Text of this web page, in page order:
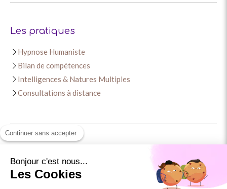
Les pratiques
Hypnose Humaniste
Bilan de compétences
Intelligences & Natures Multiples
Consultations à distance
Céline Bouillaguet
Continuer sans accepter
Bonjour c'est nous...
Les Cookies